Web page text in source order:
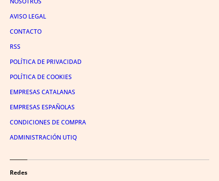
AVISO LEGAL
CONTACTO
RSS
POLÍTICA DE PRIVACIDAD
POLÍTICA DE COOKIES
EMPRESAS CATALANAS
EMPRESAS ESPAÑOLAS
CONDICIONES DE COMPRA
ADMINISTRACIÓN UTIQ
Redes